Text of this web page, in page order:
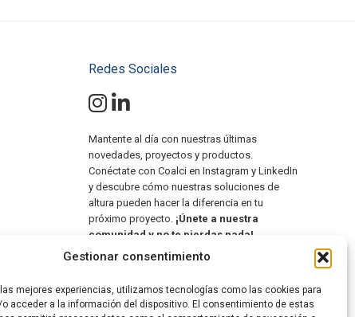
Gestionar consentimiento
las mejores experiencias, utilizamos tecnologías como las cookies para
acceder a la información del dispositivo. El consentimiento de estas
Redes Sociales
Mantente al día con nuestras últimas
novedades, proyectos y productos.
Conéctate con Coalci en Instagram y LinkedIn
y descubre cómo nuestras soluciones de
altura pueden hacer la diferencia en tu
próximo proyecto. ¡Únete a nuestra
comunidad y no te pierdas nada!
#SolucionesDeAltura
#MiniGrúasOruga
#ManipuladoresTelescópicos